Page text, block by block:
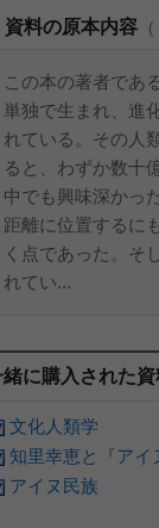
資料の原本内容 (
この本の著者であ
単独で生まれ、進
れている。その人
ると、わずか数十
中でも興味深かっ
距離に位置するに
く点であった。そ
れてい...
緒に購入された資
文化人類学
知里幸恵と『アイ
アイヌ民族